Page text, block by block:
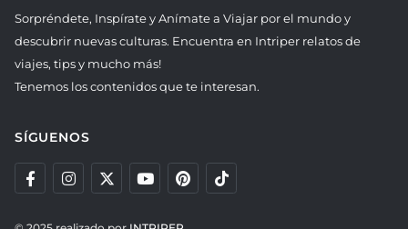
Sorpréndete, Inspírate y Anímate a Viajar por el mundo y
descubrir nuevas culturas. Encuentra en Intriper relatos de
viajes, tips y mucho más!
Tenemos los contenidos que te interesan.
SÍGUENOS